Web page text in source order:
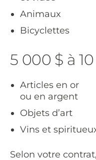
Animaux
Bicyclettes
5 000 $ à
Articles en or
ou en argent
Objets d’art
Vins et
Selon votre